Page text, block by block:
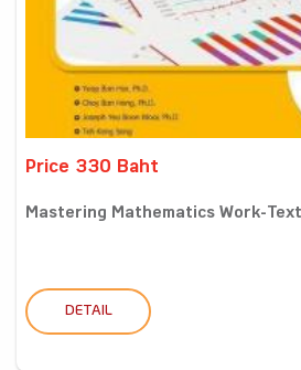
Price 330 Baht
Mastering Mathematics Work-
DETAIL